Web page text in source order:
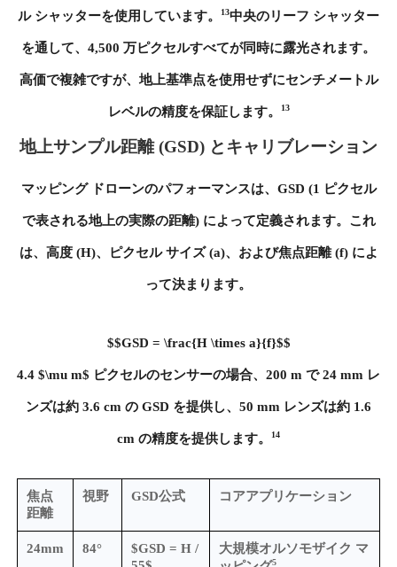
ル シャッターを使用しています。 13中央のリーフ シャッター
を通して、4,500 万ピクセルすべてが同時に露光されます。
高価で複雑ですが、地上基準点を使用せずにセンチメートル
レベルの精度を保証します。 13
地上サンプル距離 (GSD) とキャリブレーション
マッピング ドローンのパフォーマンスは、GSD (1 ピクセル
で表される地上の実際の距離) によって定義されます。これ
は、高度 (H)、ピクセル サイズ (a)、および焦点距離 (f) によ
って決まります。
$$GSD = \frac{H \times a}{f}$$
4.4 $\mu m$ ピクセルのセンサーの場合、200 m で 24 mm レ
ンズは約 3.6 cm の GSD を提供し、50 mm レンズは約 1.6
cm の精度を提供します。 14
焦点
距離
視野 GSD公式 コアアプリケーション
24mm 84°
$GSD = H /
大規模オルソモザイク マ
5